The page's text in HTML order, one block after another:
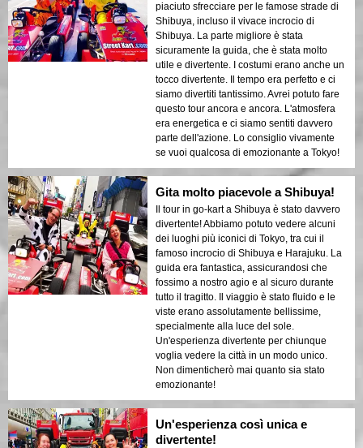
piaciuto sfrecciare per le famose strade di
Shibuya, incluso il vivace incrocio di
Shibuya. La parte migliore è stata
sicuramente la guida, che è stata molto
utile e divertente. I costumi erano anche un
tocco divertente. Il tempo era perfetto e ci
siamo divertiti tantissimo. Avrei potuto fare
questo tour ancora e ancora. L'atmosfera
era energetica e ci siamo sentiti davvero
parte dell'azione. Lo consiglio vivamente
se vuoi qualcosa di emozionante a Tokyo!
Gita molto piacevole a Shibuya!
Il tour in go-kart a Shibuya è stato davvero
divertente! Abbiamo potuto vedere alcuni
dei luoghi più iconici di Tokyo, tra cui il
famoso incrocio di Shibuya e Harajuku. La
guida era fantastica, assicurandosi che
fossimo a nostro agio e al sicuro durante
tutto il tragitto. Il viaggio è stato fluido e le
viste erano assolutamente bellissime,
specialmente alla luce del sole.
Un'esperienza divertente per chiunque
voglia vedere la città in un modo unico.
Non dimenticherò mai quanto sia stato
emozionante!
Un'esperienza così unica e
divertente!